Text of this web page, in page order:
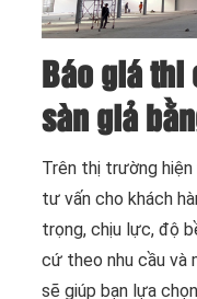
Báo giá
sàn giả
Trên thị trường hiện
tư vấn cho khách
trọng, chịu lực, độ
cứ theo nhu cầu và
sẽ giúp bạn lựa